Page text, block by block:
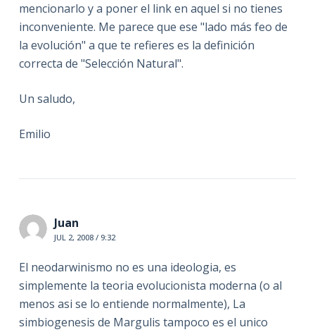
mencionarlo y a poner el link en aquel si no tienes
inconveniente. Me parece que ese "lado más feo de
la evolución" a que te refieres es la definición
correcta de "Selección Natural".
Un saludo,
Emilio
Juan
JUL 2, 2008 / 9:32
El neodarwinismo no es una ideologia, es
simplemente la teoria evolucionista moderna (o al
menos asi se lo entiende normalmente), La
simbiogenesis de Margulis tampoco es el unico